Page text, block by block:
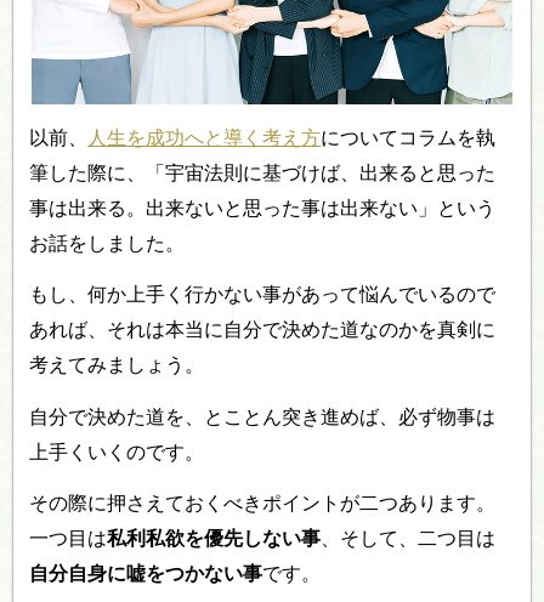
以前、 人生を成功へと導く考え方についてコラムを執
筆した際に、「宇宙法則に基づけば、出来ると思った
事は出来る。出来ないと思った事は出来ない」という
お話をしました。
もし、何か上手く行かない事があって悩んでいるので
あれば、それは本当に自分で決めた道なのかを真剣に
考えてみましょう。
自分で決めた道を、とことん突き進めば、必ず物事は
上手くいくのです。
その際に押さえておくべきポイントが二つあります。
一つ目は私利私欲を優先しない事 、そして、二つ目は
自分自身に嘘をつかない事です。